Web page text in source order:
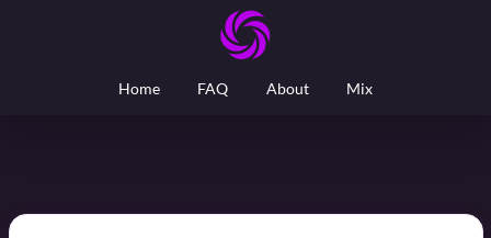
Home FAQ About Mix